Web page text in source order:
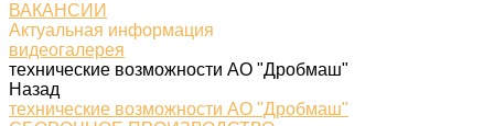
ВАКАНСИИ
Актуальная информация
видеогалерея
технические возможности АО "Дробмаш"
Назад
технические возможности АО "Дробмаш"